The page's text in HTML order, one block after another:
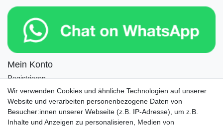
Mein Konto
Registrieren
Login
Newsletter
Wir verwenden Cookies und ähnliche Technologien auf unserer
Website und verarbeiten personenbezogene Daten von
Besucher:innen unserer Webseite (z.B. IP-Adresse), um z.B.
Inhalte und Anzeigen zu personalisieren, Medien von